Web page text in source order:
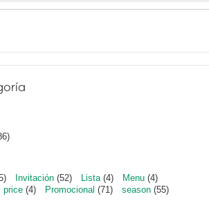
Invitación (52) Lista(4) Menu (4)
price (4) Promocional (71) season (55)